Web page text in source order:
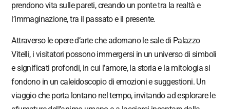
prendono vita sulle pareti, creando un ponte tra la realtà e
l’immaginazione, tra il passato e il presente.
Attraverso le opere d’arte che adornano le sale di Palazzo
Vitelli, i visitatori possono immergersi in un universo di simboli
e significati profondi, in cui l’amore, la storia e la mitologia si
fondono in un caleidoscopio di emozioni e suggestioni. Un
viaggio che porta lontano nel tempo, invitando ad esplorare le